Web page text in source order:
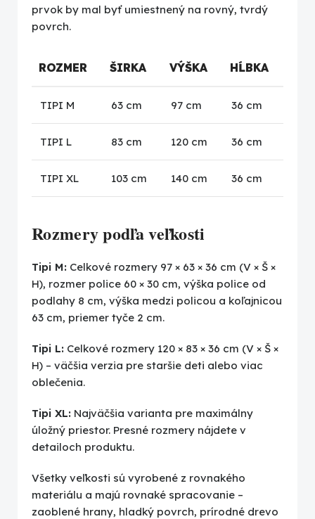
prvok by mal byť umiestnený na rovný, tvrdý
povrch.
ROZMER ŠIRKA VÝŠKA HĹBKA
TIPI M 63 cm 97 cm 36 cm
TIPI L 83 cm 120 cm 36 cm
TIPI XL 103 cm 140 cm 36 cm
Rozmery podľa veľkosti
Tipi M: Celkové rozmery 97 × 63 × 36 cm (V × Š ×
H), rozmer police 60 × 30 cm, výška police od
podlahy 8 cm, výška medzi policou a koľajnicou
63 cm, priemer tyče 2 cm.
Tipi L: Celkové rozmery 120 × 83 × 36 cm (V × Š ×
H) – väčšia verzia pre staršie deti alebo viac
oblečenia.
Tipi XL: Najväčšia varianta pre maximálny
úložný priestor. Presné rozmery nájdete v
detailoch produktu.
Všetky veľkosti sú vyrobené z rovnakého
materiálu a majú rovnaké spracovanie –
zaoblené hrany, hladký povrch, prírodné drevo